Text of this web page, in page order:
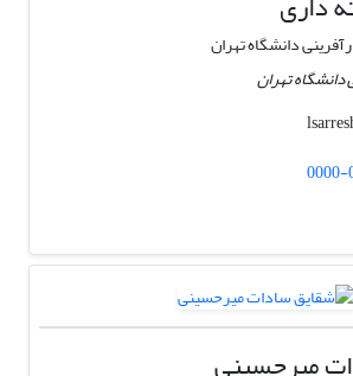
دانشگاه تهران
تهران
میرحسینی